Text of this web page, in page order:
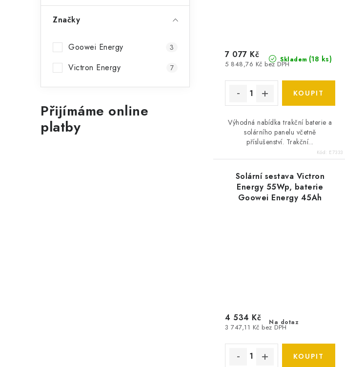
Značky
Goowei Energy 3
Victron Energy 7
Přijímáme online
platby
Skladem (18 ks)
5 848,76 Kč bez DPH
7 077 Kč
Výhodná nabídka trakční baterie a
solárního panelu včetně
příslušenství. Trakční...
Kód: E7333
Solární sestava Victron
Energy 55Wp, baterie
Goowei Energy 45Ah
Na dotaz
3 747,11 Kč bez DPH
4 534 Kč